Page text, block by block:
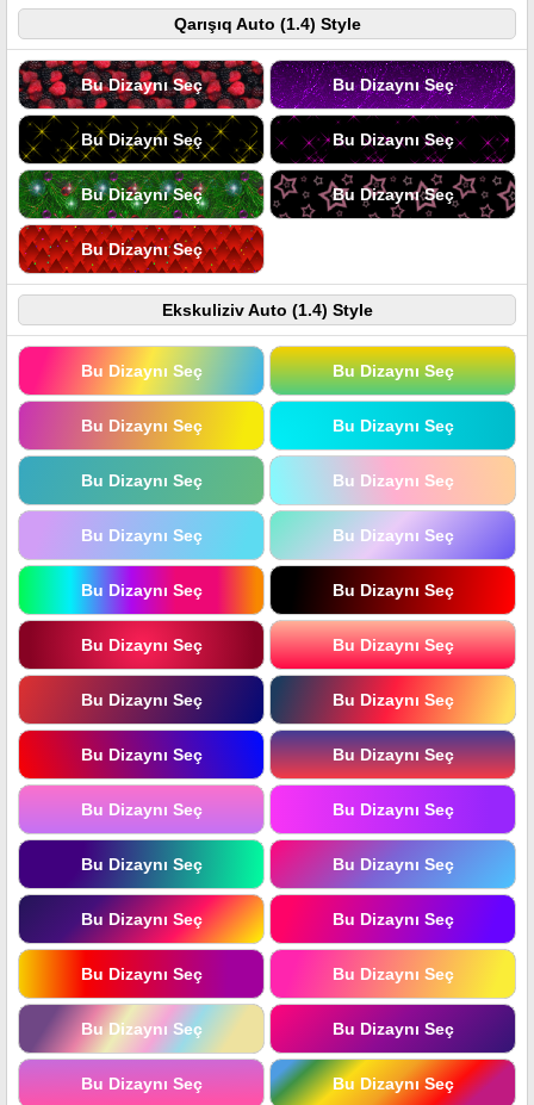
Qarışıq Auto (1.4) Style
Bu Dizaynı Seç Bu Dizaynı Seç
Bu Dizaynı Seç Bu Dizaynı Seç
Bu Dizaynı Seç Bu Dizaynı Seç
Bu Dizaynı Seç
Ekskuliziv Auto (1.4) Style
Bu Dizaynı Seç Bu Dizaynı Seç
Bu Dizaynı Seç Bu Dizaynı Seç
Bu Dizaynı Seç Bu Dizaynı Seç
Bu Dizaynı Seç Bu Dizaynı Seç
Bu Dizaynı Seç Bu Dizaynı Seç
Bu Dizaynı Seç Bu Dizaynı Seç
Bu Dizaynı Seç Bu Dizaynı Seç
Bu Dizaynı Seç Bu Dizaynı Seç
Bu Dizaynı Seç Bu Dizaynı Seç
Bu Dizaynı Seç Bu Dizaynı Seç
Bu Dizaynı Seç Bu Dizaynı Seç
Bu Dizaynı Seç Bu Dizaynı Seç
Bu Dizaynı Seç Bu Dizaynı Seç
Bu Dizaynı Seç Bu Dizaynı Seç